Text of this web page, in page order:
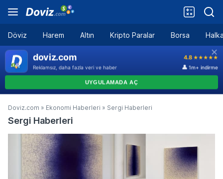
Döviz Harem Altın Kripto Paralar Borsa
Doviz.com » Ekonomi Haberleri » Sergi Haberleri
Sergi Haberleri